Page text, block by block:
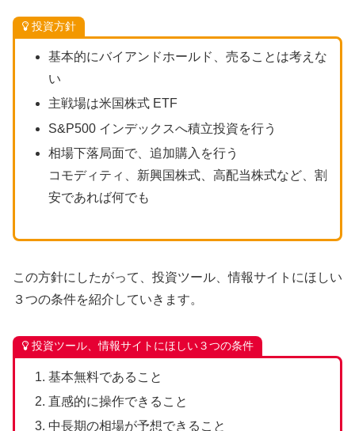
投資方針
基本的にバイアンドホールド、売ることは考えな
い
主戦場は米国株式 ETF
S&P500 インデックスへ積立投資を行う
相場下落局面で、追加購入を行う
コモディティ、新興国株式、高配当株式など、割
安であれば何でも
この方針にしたがって、投資ツール、情報サイトにほしい
３つの条件を紹介していきます。
投資ツール、情報サイトにほしい３つの条件
基本無料であること
直感的に操作できること
中長期の相場が予想できること